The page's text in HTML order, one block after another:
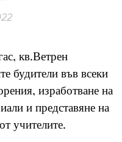
кв.Ветрен
будители във всеки
изработване на
и представяне на
учителите.